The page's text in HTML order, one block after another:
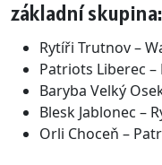
základní skupina:
Rytíři Trutnov –
Patriots Liberec –
Baryba Velký
Blesk Jablonec –
Orli Choceň –